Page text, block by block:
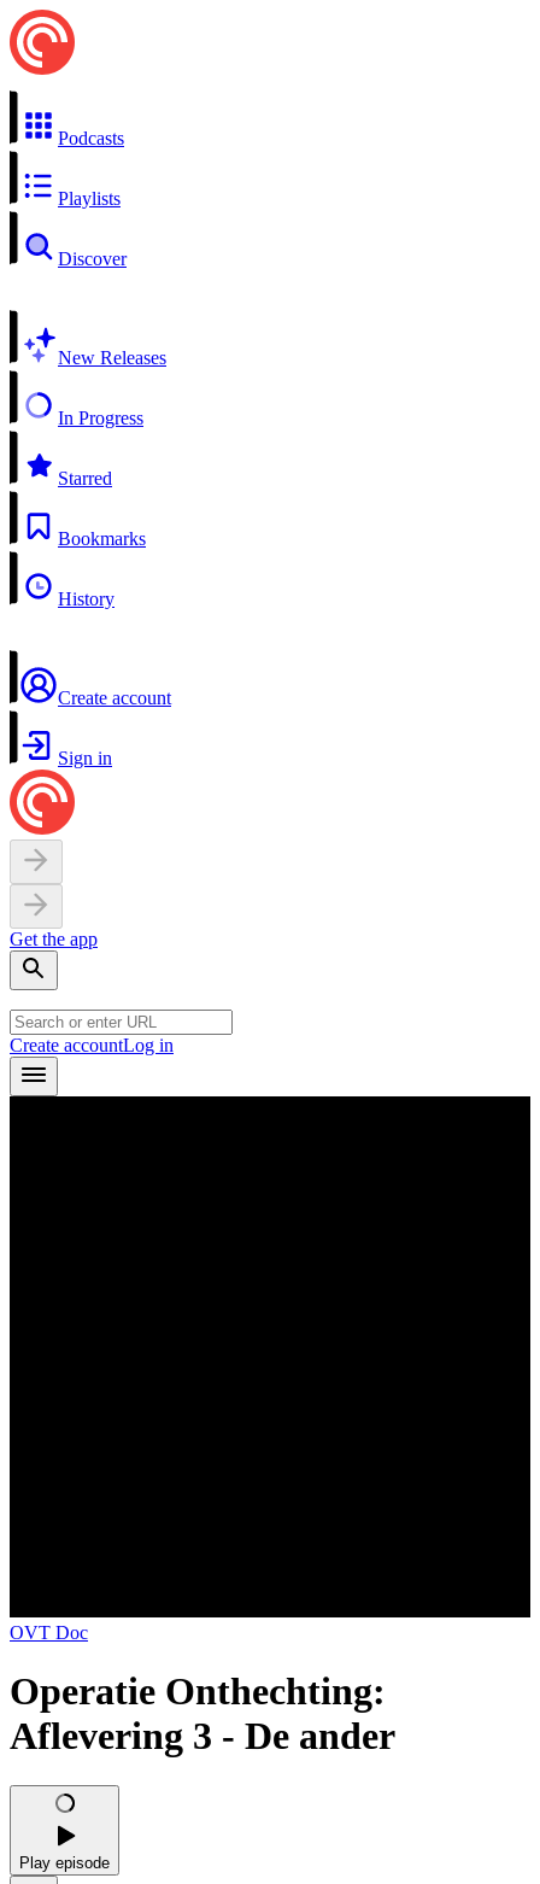
Podcasts
Playlists
Discover
New Releases
In Progress
Starred
Bookmarks
History
Create account
Sign in
Get the app
Create accountLog in
OVT Doc
Operatie Onthechting:
Aflevering 3 - De ander
Play episode